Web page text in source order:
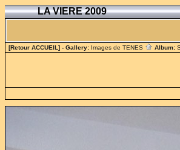
LA VIERE 2009
[Retour ACCUEIL] - Gallery: Images de TENES Album: